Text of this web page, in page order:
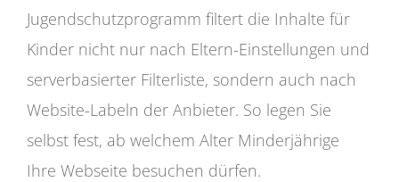
Jugendschutzprogramm filtert die Inhalte für
Kinder nicht nur nach Eltern-Einstellungen und
serverbasierter Filterliste, sondern auch nach
Website-Labeln der Anbieter. So legen Sie
selbst fest, ab welchem Alter Minderjährige
Ihre Webseite besuchen dürfen.